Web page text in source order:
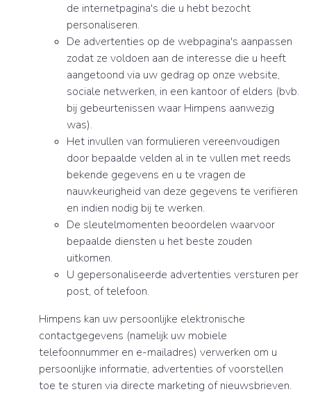
de internetpagina's die u hebt bezocht
personaliseren.
De advertenties op de webpagina's aanpassen
zodat ze voldoen aan de interesse die u heeft
aangetoond via uw gedrag op onze website,
sociale netwerken, in een kantoor of elders (bvb.
bij gebeurtenissen waar Himpens aanwezig
was).
Het invullen van formulieren vereenvoudigen
door bepaalde velden al in te vullen met reeds
bekende gegevens en u te vragen de
nauwkeurigheid van deze gegevens te verifiëren
en indien nodig bij te werken.
De sleutelmomenten beoordelen waarvoor
bepaalde diensten u het beste zouden
uitkomen.
U gepersonaliseerde advertenties versturen per
post, of telefoon.
Himpens kan uw persoonlijke elektronische
contactgegevens (namelijk uw mobiele
telefoonnummer en e-mailadres) verwerken om u
persoonlijke informatie, advertenties of voorstellen
toe te sturen via directe marketing of nieuwsbrieven.